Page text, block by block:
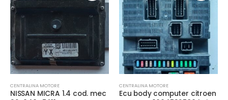
CENTRALINA MOTORE
NISSAN MICRA 1.4 cod. mec
CENTRALINA MOTORE
Ecu body computer citroen